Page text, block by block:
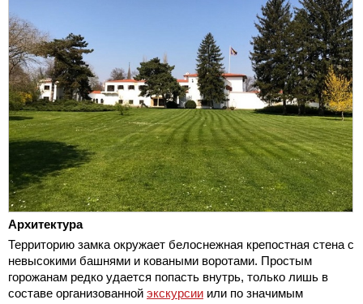
Архитектура
Территорию замка окружает белоснежная крепостная стена с
невысокими башнями и коваными воротами. Простым
горожанам редко удается попасть внутрь, только лишь в
составе организованной экскурсии или по значимым